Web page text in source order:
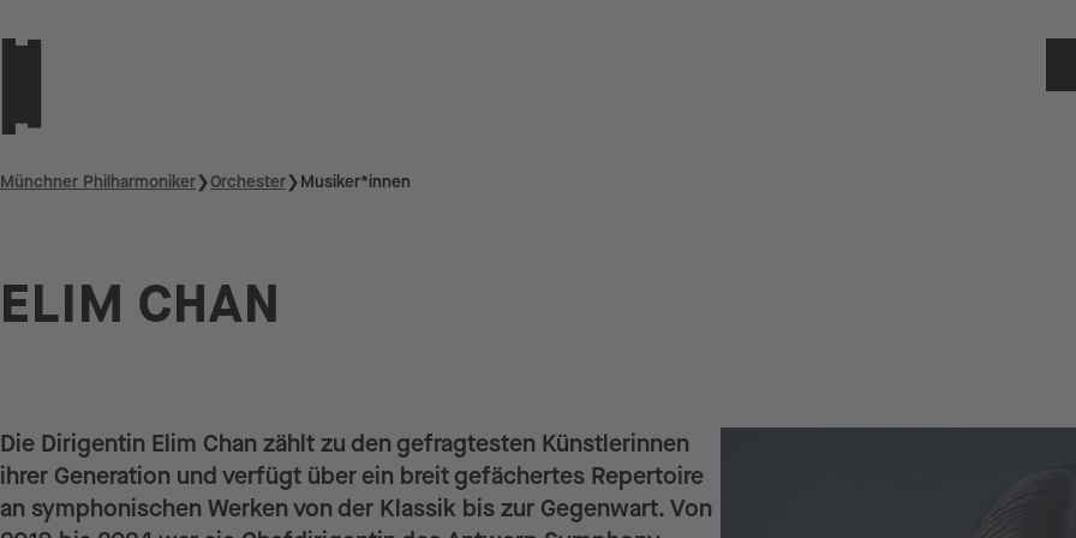
Münchner Philharmoniker❯Orchester❯Musiker*innen
ELIM CHAN
Die Dirigentin Elim Chan zählt zu den gefragtesten Künstlerinnen
ihrer Generation und verfügt über ein breit gefächertes Repertoire
an symphonischen Werken von der Klassik bis zur Gegenwart. Von